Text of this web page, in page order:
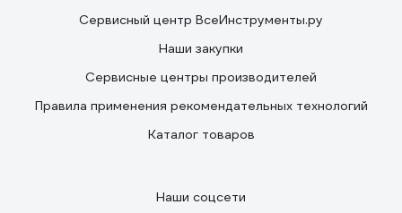
Сервисный центр ВсеИнструменты.ру
Наши закупки
Сервисные центры производителей
Правила применения рекомендательных технологий
Каталог товаров
Наши соцсети